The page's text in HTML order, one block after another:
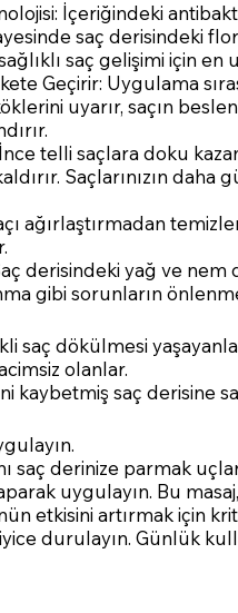
İçeriğindeki
saç derisindeki
saç gelişimi için en
Geçirir: Uygulama
uyarır, saçın
telli saçlara doku
Saçlarınızın daha
ağırlaştırmadan
derisindeki yağ ve
gibi sorunların
saç dökülmesi
olanlar.
kaybetmiş saç derisine
saç derinize parmak
uygulayın. Bu
etkisini artırmak için
durulayın. Günlük